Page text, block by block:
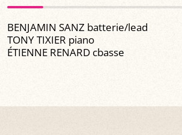
BENJAMIN SANZ batterie/lead
TONY TIXIER piano
ÉTIENNE RENARD cbasse